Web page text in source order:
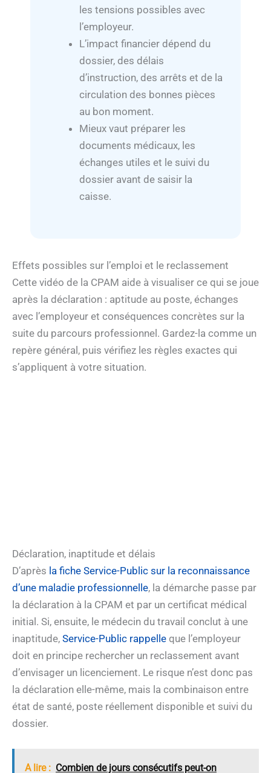
les tensions possibles avec
l’employeur.
L’impact financier dépend du
dossier, des délais
d’instruction, des arrêts et de la
circulation des bonnes pièces
au bon moment.
Mieux vaut préparer les
documents médicaux, les
échanges utiles et le suivi du
dossier avant de saisir la
caisse.
Effets possibles sur l’emploi et le reclassement
Cette vidéo de la CPAM aide à visualiser ce qui se joue
après la déclaration : aptitude au poste, échanges
avec l’employeur et conséquences concrètes sur la
suite du parcours professionnel. Gardez-la comme un
repère général, puis vérifiez les règles exactes qui
s’appliquent à votre situation.
Déclaration, inaptitude et délais
D’après la fiche Service-Public sur la reconnaissance
d’une maladie professionnelle, la démarche passe par
la déclaration à la CPAM et par un certificat médical
initial. Si, ensuite, le médecin du travail conclut à une
inaptitude, Service-Public rappelle que l’employeur
doit en principe rechercher un reclassement avant
d’envisager un licenciement. Le risque n’est donc pas
la déclaration elle-même, mais la combinaison entre
état de santé, poste réellement disponible et suivi du
dossier.
A lire : Combien de jours consécutifs peut-on